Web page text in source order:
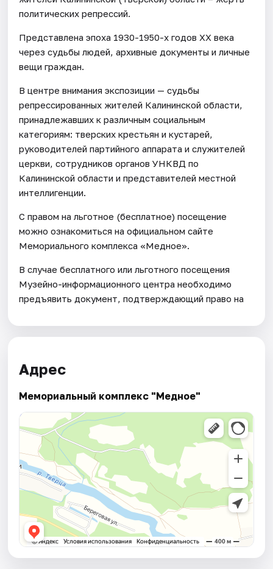
политических репрессий.
Представлена эпоха 1930-1950-х годов ХХ века
через судьбы людей, архивные документы и личные
вещи граждан.
В центре внимания экспозиции — судьбы
репрессированных жителей Калининской области,
принадлежавших к различным социальным
категориям: тверских крестьян и кустарей,
руководителей партийного аппарата и служителей
церкви, сотрудников органов УНКВД по
Калининской области и представителей местной
интеллигенции.
С правом на льготное (бесплатное) посещение
можно ознакомиться на официальном сайте
Мемориального комплекса «Медное».
В случае бесплатного или льготного посещения
Музейно-информационного центра необходимо
предъявить документ, подтверждающий право на
Адрес
Мемориальный комплекс "Медное"